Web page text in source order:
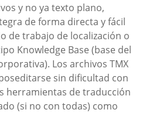
y no ya texto plano,
de forma directa y fácil
de trabajo de localización o
Knowledge Base (base del
Los archivos TMX
sin dificultad con
herramientas de traducción
(si no con todas) como